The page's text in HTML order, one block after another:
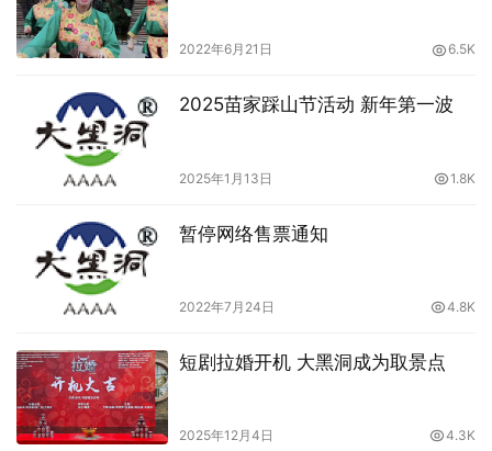
2022年6月21日 6.5K
2025苗家踩山节活动 新年第一波
2025年1月13日 1.8K
暂停网络售票通知
2022年7月24日 4.8K
短剧拉婚开机 大黑洞成为取景点
2025年12月4日 4.3K